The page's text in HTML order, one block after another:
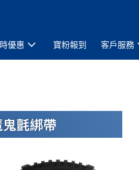
優惠 寶粉報到 客戶服務